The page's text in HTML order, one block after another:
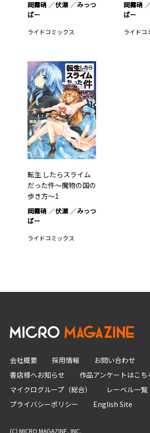
岡霧硝 伏瀬
みっつ
ばー
ライドコミックス
岡霧硝
ばー
ライドコ
転生 したらスライム
だった件～魔物の国の
歩き方～1
岡霧硝 伏瀬
みっつ
ばー
ライドコミックス
会社概要 採用情報
お問い合わせ
書店様へお知らせ
作品アンケートはこち
マイクログループ（総合）
レーベル一覧
プライバシーポリシー
English Site
(C) MICRO MAGAZINE, INC.